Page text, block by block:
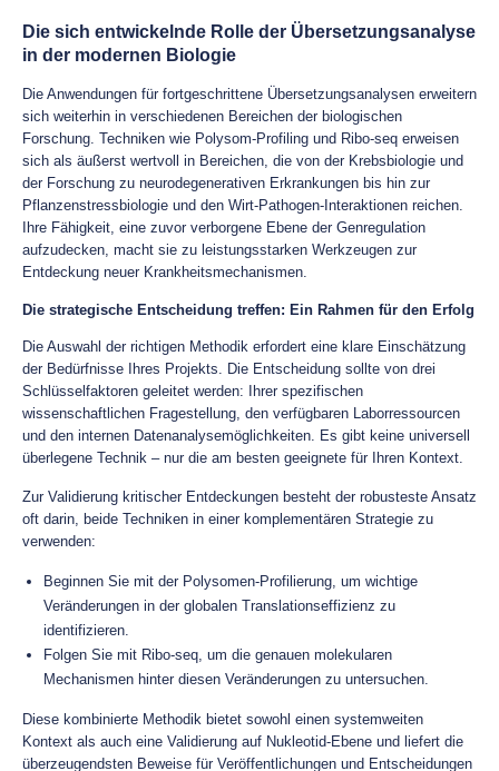
Die sich entwickelnde Rolle der Übersetzungsanalyse
in der modernen Biologie
Die Anwendungen für fortgeschrittene Übersetzungsanalysen erweitern
sich weiterhin in verschiedenen Bereichen der biologischen
Forschung. Techniken wie Polysom-Profiling und Ribo-seq erweisen
sich als äußerst wertvoll in Bereichen, die von der Krebsbiologie und
der Forschung zu neurodegenerativen Erkrankungen bis hin zur
Pflanzenstressbiologie und den Wirt-Pathogen-Interaktionen reichen.
Ihre Fähigkeit, eine zuvor verborgene Ebene der Genregulation
aufzudecken, macht sie zu leistungsstarken Werkzeugen zur
Entdeckung neuer Krankheitsmechanismen.
Die strategische Entscheidung treffen: Ein Rahmen für den Erfolg
Die Auswahl der richtigen Methodik erfordert eine klare Einschätzung
der Bedürfnisse Ihres Projekts. Die Entscheidung sollte von drei
Schlüsselfaktoren geleitet werden: Ihrer spezifischen
wissenschaftlichen Fragestellung, den verfügbaren Laborressourcen
und den internen Datenanalysemöglichkeiten. Es gibt keine universell
überlegene Technik – nur die am besten geeignete für Ihren Kontext.
Zur Validierung kritischer Entdeckungen besteht der robusteste Ansatz
oft darin, beide Techniken in einer komplementären Strategie zu
verwenden:
Beginnen Sie mit der Polysomen-Profilierung, um wichtige
Veränderungen in der globalen Translationseffizienz zu
identifizieren.
Folgen Sie mit Ribo-seq, um die genauen molekularen
Mechanismen hinter diesen Veränderungen zu untersuchen.
Diese kombinierte Methodik bietet sowohl einen systemweiten
Kontext als auch eine Validierung auf Nukleotid-Ebene und liefert die
überzeugendsten Beweise für Veröffentlichungen und Entscheidungen